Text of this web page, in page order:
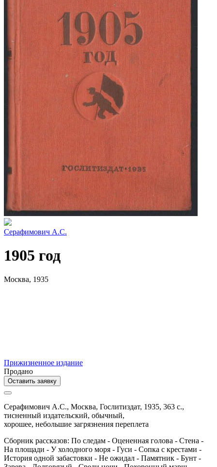
Серафимович А.С.
1905 год
Москва, 1935
Прижизненное издание
Продано
Оставить заявку
Серафимович А.С., Москва, Гослитиздат, 1935, 363 с.,
тисненный издательский, обычный,
хорошее, небольшие загрязнения переплета
Сборник рассказов: По следам - Оцененная голова - Стена -
На площади - У холодного моря - Гуси - Сопка с крестами -
История одной забастовки - Не ожидал - Памятник - Бунт -